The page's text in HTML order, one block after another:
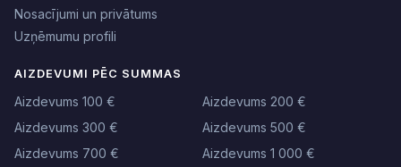
Nosacījumi un privātums
Uzņēmumu profili
AIZDEVUMI PĒC SUMMAS
Aizdevums 100 €
Aizdevums 200 €
Aizdevums 300 €
Aizdevums 500 €
Aizdevums 700 €
Aizdevums 1 000 €